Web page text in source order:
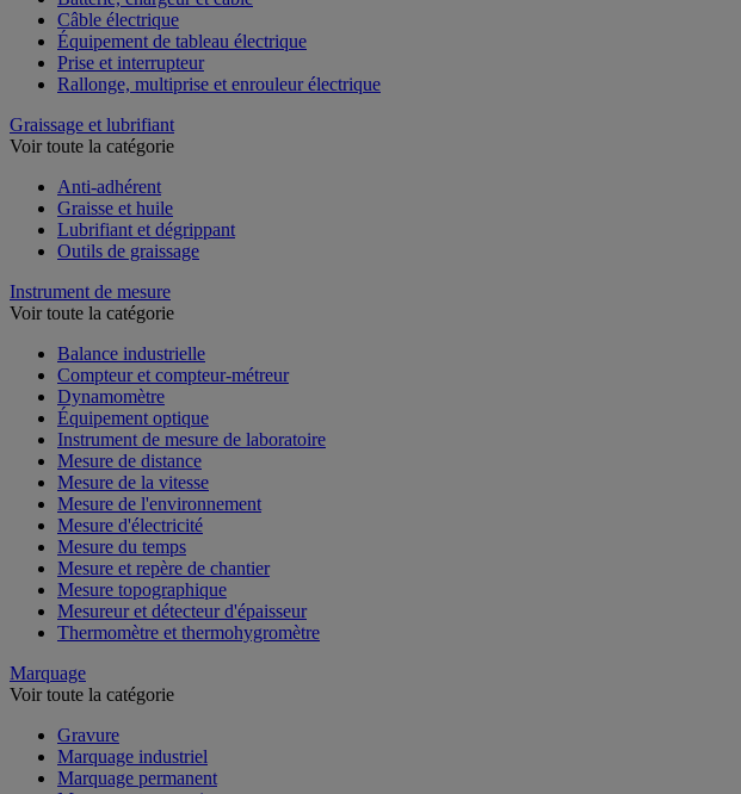
Câble électrique
Équipement de tableau électrique
Prise et interrupteur
Rallonge, multiprise et enrouleur électrique
Graissage et lubrifiant
Voir toute la catégorie
Anti-adhérent
Graisse et huile
Lubrifiant et dégrippant
Outils de graissage
Instrument de mesure
Voir toute la catégorie
Balance industrielle
Compteur et compteur-métreur
Dynamomètre
Équipement optique
Instrument de mesure de laboratoire
Mesure de distance
Mesure de la vitesse
Mesure de l'environnement
Mesure d'électricité
Mesure du temps
Mesure et repère de chantier
Mesure topographique
Mesureur et détecteur d'épaisseur
Thermomètre et thermohygromètre
Marquage
Voir toute la catégorie
Gravure
Marquage industriel
Marquage permanent